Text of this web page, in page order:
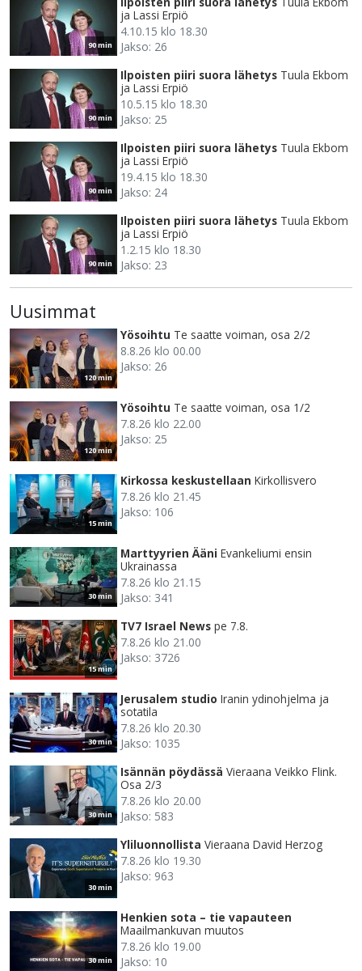
90 min
ja Lassi Erpiö
4.10.15 klo 18.30
Jakso: 26
90 min
Ilpoisten piiri suora lähetys Tuula Ekbom
ja Lassi Erpiö
10.5.15 klo 18.30
Jakso: 25
90 min
Ilpoisten piiri suora lähetys Tuula Ekbom
ja Lassi Erpiö
19.4.15 klo 18.30
Jakso: 24
90 min
Ilpoisten piiri suora lähetys Tuula Ekbom
ja Lassi Erpiö
1.2.15 klo 18.30
Jakso: 23
Uusimmat
120 min
Yösoihtu Te saatte voiman, osa 2/2
8.8.26 klo 00.00
Jakso: 26
120 min
Yösoihtu Te saatte voiman, osa 1/2
7.8.26 klo 22.00
Jakso: 25
15 min
Kirkossa keskustellaan Kirkollisvero
7.8.26 klo 21.45
Jakso: 106
30 min
Marttyyrien Ääni Evankeliumi ensin
Ukrainassa
7.8.26 klo 21.15
Jakso: 341
15 min
TV7 Israel News pe 7.8.
7.8.26 klo 21.00
Jakso: 3726
30 min
Jerusalem studio Iranin ydinohjelma ja
sotatila
7.8.26 klo 20.30
Jakso: 1035
30 min
Isännän pöydässä Vieraana Veikko Flink.
Osa 2/3
7.8.26 klo 20.00
Jakso: 583
30 min
Yliluonnollista Vieraana David Herzog
7.8.26 klo 19.30
Jakso: 963
30 min
Henkien sota – tie vapauteen
Maailmankuvan muutos
7.8.26 klo 19.00
Jakso: 10